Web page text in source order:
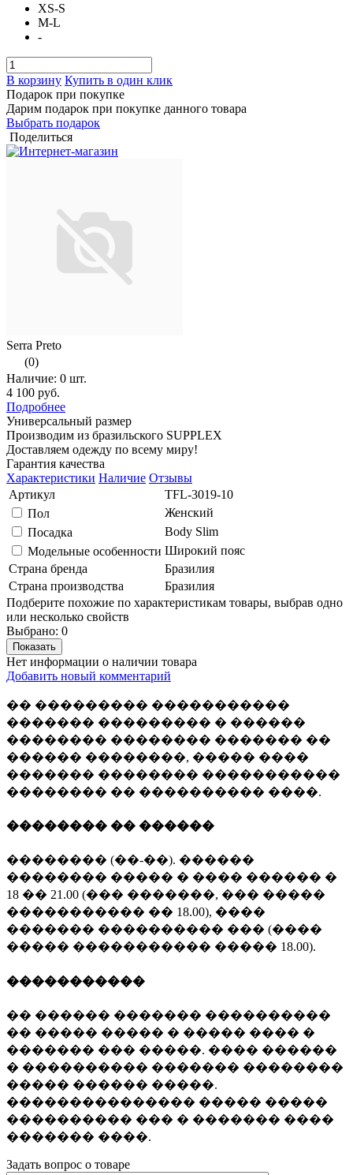
XS-S
M-L
-
В корзину Купить в один клик
Подарок при покупке
Дарим подарок при покупке данного товара
Выбрать подарок
Поделиться
Serra Preto
(0)
Наличие: 0 шт.
4 100 руб.
Подробнее
Универсальный размер
Производим из бразильского SUPPLEX
Доставляем одежду по всему миру!
Гарантия качества
Характеристики Наличие Отзывы
Артикул
TFL-3019-10
Пол
Женский
Посадка
Body Slim
Модельные особенности Широкий пояс
Страна бренда
Бразилия
Страна производства
Бразилия
Подберите похожие по характеристикам товары, выбрав одно
или несколько свойств
Выбрано: 0
Показать
Нет информации о наличии товара
Добавить новый комментарий
�� ��������� �����������
������� ��������� � ������
�������� �������� ������� ��
������ ��������, ����� ����
������� �������� �����������
�������� �� ���������� ����.
�������� �� ������
�������� (��-��). ������
�������� ����� � ���� ������ �
18 �� 21.00 (��� �������, ��� �����
����������� �� 18.00), ����
������� ���������� ��� (����
����� ����������� ����� 18.00).
�����������
�� ������ ������� ����������
�� ����� ����� � ����� ���� �
������� ��� �����. ���� ������
� ���������� ������� ��������
����� ������ �����.
��������������� ����� �����
���������� ��� � ������� ����
������� ����.
Задать вопрос о товаре